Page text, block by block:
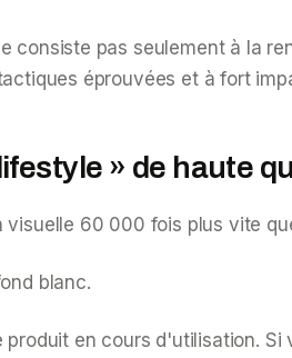
consiste pas seulement à la
éprouvées et à fort
» de haute
60 000 fois plus vite
blanc.
produit en cours d'utilisation. Si